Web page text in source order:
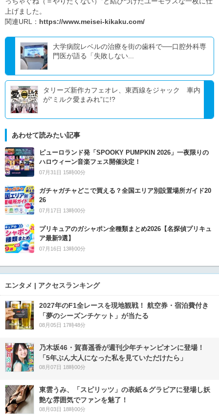
上げました。
関連URL： https://www.meisei-kikaku.com/
大学病院レベルの治療を街の歯科で──口腔外科専
門医が語る「失敗しない...
タリーズ新作カフェオレ、東西線をジャック 車内
が“ミルク愛まみれ”に!?
あわせて読みたい記事
ピューロランド発「SPOOKY PUMPKIN 2026」一夜限りの
ハロウィーン音楽フェス開催決定！
07月31日 15時00分
ガチャガチャどこで買える？全国エリア別設置場所ガイド20
26
07月17日 13時00分
プリキュアのガシャポン全種類まとめ2026【名探偵プリキュ
ア最新9選】
07月16日 13時00分
エンタメ | アクセスランキング
2027年のF1全レースを現地観戦！ 航空券・宿泊費付き
「夢のシーズンチケット」が当たる
08月05日 17時48分
乃木坂46・賀喜遥香が週刊少年チャンピオンに登場！
「5年ぶん大人になった私を見ていただけたら」
08月07日 18時00分
東雲うみ、「スピリッツ」の表紙＆グラビアに登場し妖
艶な雰囲気でファンを魅了！
08月03日 18時00分